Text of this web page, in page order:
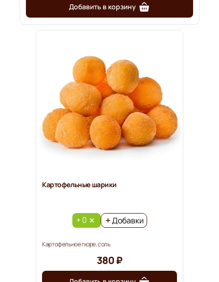
Добавить в корзину
Картофельные шарики
+ 0 Добавки
Картофельное пюре, соль
380 ₽